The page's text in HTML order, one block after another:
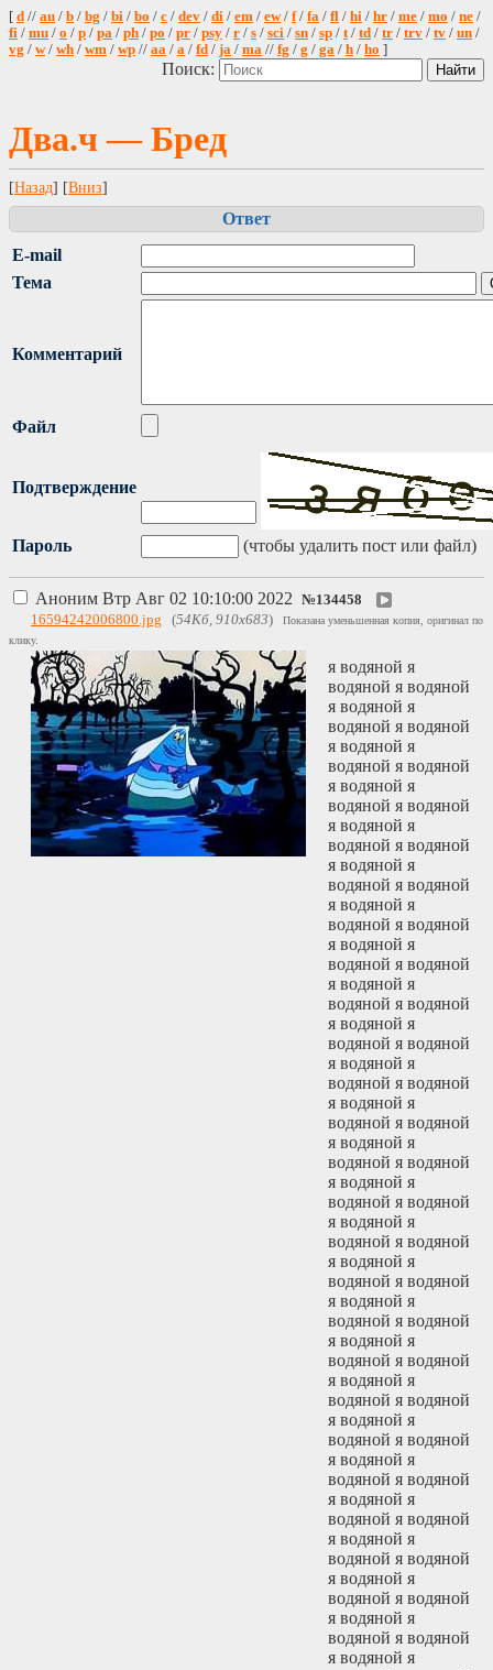
[ d // au / b / bg / bi / bo / c / dev / di / em / ew/ f/ fa / fl / hi / hr / me / mo / ne /
fi / mu / o / p / pa / ph / po / pr / psy / r / s / sci / sn / sp / t/ td / tr / trv / tv / un /
vg / w/ wh / wm / wp // aa / a / fd / ja / ma // fg / g / ga / h / ho ]
Поиск:
Два.ч — Бред
[Назад] [Вниз]
Ответ
E-mail
Тема
Комментарий
Файл
Подтверждение
Пароль (чтобы удалить пост или файл)
Аноним Втр Авг 02 10:10:00 2022 №134458
16594242006800.jpg (54Кб, 910x683)
Показана уменьшенная копия, оригинал по
клику.
я водяной я
водяной я водяной
я водяной я
водяной я водяной
я водяной я
водяной я водяной
я водяной я
водяной я водяной
я водяной я
водяной я водяной
я водяной я
водяной я водяной
я водяной я
водяной я водяной
я водяной я
водяной я водяной
я водяной я
водяной я водяной
я водяной я
водяной я водяной
я водяной я
водяной я водяной
я водяной я
водяной я водяной
я водяной я
водяной я водяной
я водяной я
водяной я водяной
я водяной я
водяной я водяной
я водяной я
водяной я водяной
я водяной я
водяной я водяной
я водяной я
водяной я водяной
я водяной я
водяной я водяной
я водяной я
водяной я водяной
я водяной я
водяной я водяной
я водяной я
водяной я водяной
я водяной я
водяной я водяной
я водяной я
водяной я водяной
я водяной я
водяной я водяной
я водяной я